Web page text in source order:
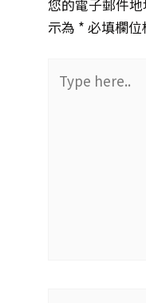
您的電子郵件
示為 * 必填欄
here..